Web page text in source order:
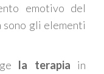
emotivo del
sono gli elementi
la terapia in